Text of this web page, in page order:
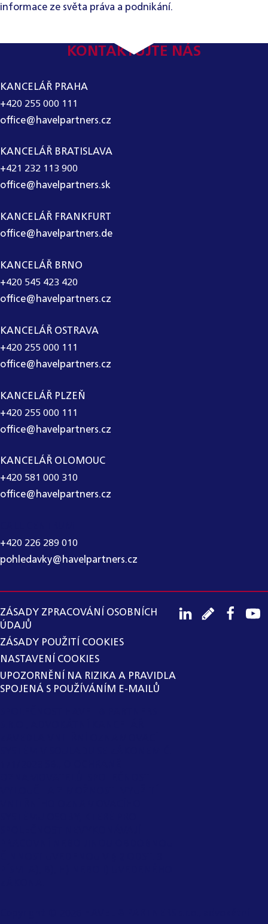
informace ze světa práva a podnikání.
KONTAKTUJTE NÁS
KANCELÁŘ PRAHA
+420 255 000 111
office@havelpartners.cz
KANCELÁŘ BRATISLAVA
+421 232 113 900
office@havelpartners.sk
KANCELÁŘ FRANKFURT
office@havelpartners.de
KANCELÁŘ BRNO
+420 545 423 420
office@havelpartners.cz
KANCELÁŘ OSTRAVA
+420 255 000 111
office@havelpartners.cz
KANCELÁŘ PLZEŇ
+420 255 000 111
office@havelpartners.cz
KANCELÁŘ OLOMOUC
+420 581 000 310
office@havelpartners.cz
+420 226 289 010
pohledavky@havelpartners.cz
ZÁSADY ZPRACOVÁNÍ OSOBNÍCH
ÚDAJŮ
ZÁSADY POUŽITÍ COOKIES
NASTAVENÍ COOKIES
UPOZORNĚNÍ NA RIZIKA A PRAVIDLA
SPOJENÁ S POUŽÍVÁNÍM E-MAILŮ